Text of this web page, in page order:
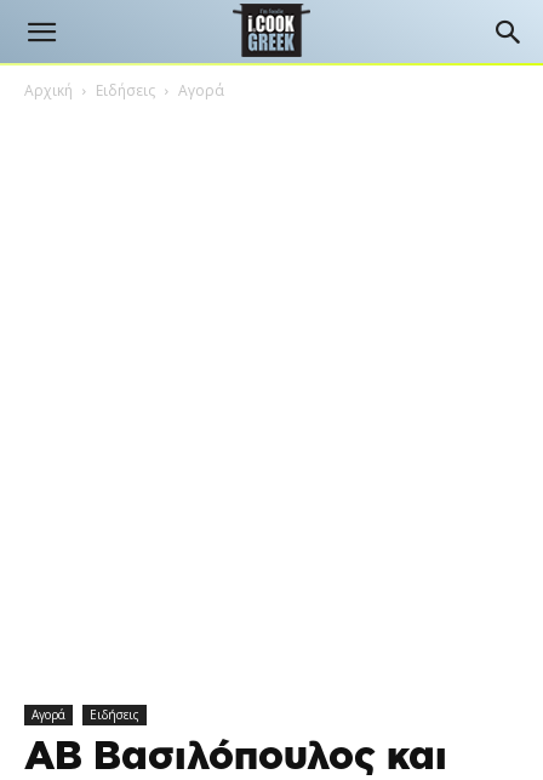
Αρχική Ειδήσεις Αγορά
Αγορά Ειδήσεις
ΑΒ Βασιλόπουλος και